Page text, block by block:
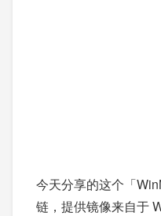
今天分享的这个「
链，提供镜像来自于